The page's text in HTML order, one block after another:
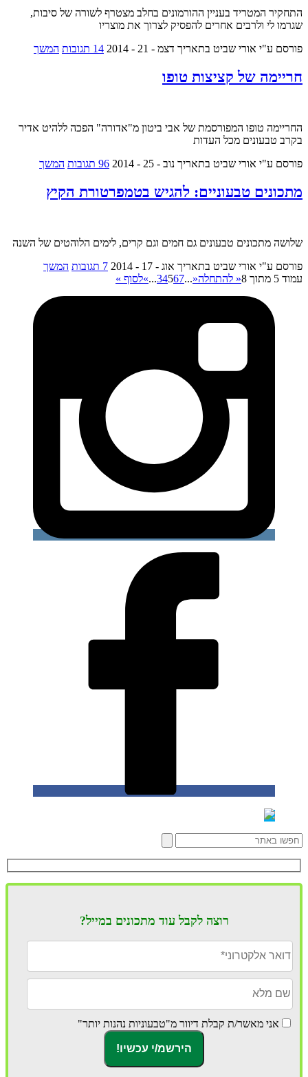
התחקיר המטריד בעניין ההורמונים בחלב מצטרף לשורה של סיבות,
שגרמו לי ולרבים אחרים להפסיק לצרוך את מוצריו
פורסם ע"י אורי שביט בתאריך דצמ - 21 - 2014 14 תגובות המשך
חריימה של קציצות טופו
החריימה טופו המפורסמת של אבי ביטון מ"אדורה" הפכה ללהיט אדיר
בקרב טבעונים מכל העדות
פורסם ע"י אורי שביט בתאריך נוב - 25 - 2014 96 תגובות המשך
מתכונים טבעוניים: להגיש בטמפרטורת הקיץ
שלושה מתכונים טבעונים גם חמים וגם קרים, לימים הלוהטים של השנה
פורסם ע"י אורי שביט בתאריך אוג - 17 - 2014 7 תגובות
המשך
עמוד 5 מתוך 8
« להתחלה«
...
34567
...
»לסוף »
רוצה לקבל עוד מתכונים במייל?
אני מאשר/ת קבלת דיוור מ"טבעוניות נהנות יותר"